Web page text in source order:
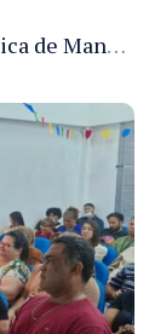
Prefeitura anuncia Rua Gastronômica de Manaus e garante alternativas para 54 ambulantes cadastrados